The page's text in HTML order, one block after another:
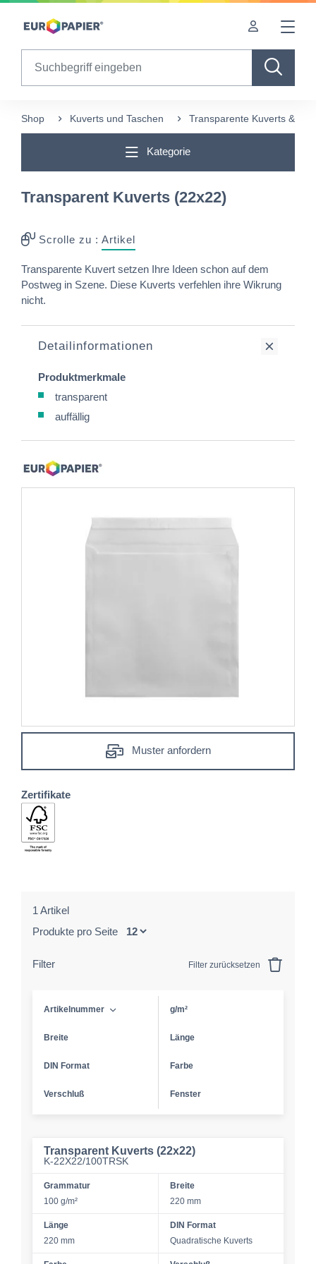
Table Of Content
Diese Produkte könnten Sie auch interessieren
Shop Kuverts und Taschen Transparente Kuverts &
Kategorie
Transparent Kuverts (22x22)
Scrolle zu : Artikel
Transparente Kuvert setzen Ihre Ideen schon auf dem
Postweg in Szene. Diese Kuverts verfehlen ihre Wikrung
nicht.
Detailinformationen
Produktmerkmale
transparent
auffällig
Muster anfordern
Zertifikate
1 Artikel
Produkte pro Seite
Filter Filter zurücksetzen
Artikelnummer g/m²
Breite Länge
DIN Format Farbe
Verschluß Fenster
Transparent Kuverts (22x22)
K-22X22/100TRSK
Grammatur
100 g/m²
Breite
220 mm
Länge
220 mm
DIN Format
Quadratische Kuverts